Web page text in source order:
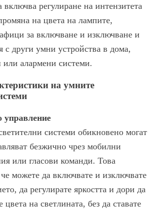
регулиране на интензитета
на цвета на лампите,
за включване и изключване и
с други умни устройства в дома,
или алармени системи.
на умните
управление
системи обикновено могат
безжично чрез мобилни
или гласови команди. Това
че можете да включвате и изключвате
да регулирате яркостта и дори да
цвета на светлината, без да ставате